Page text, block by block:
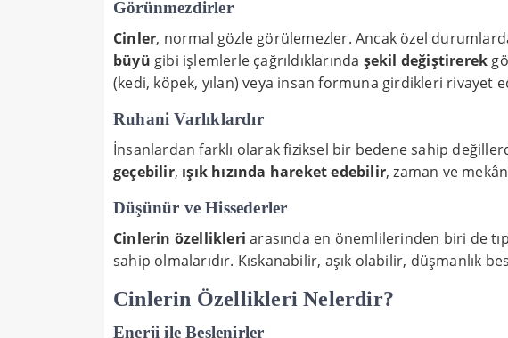
Görünmezdirler
Cinler, normal gözle görülemezler. Ancak özel
büyü gibi işlemlerle çağrıldıklarında şekil değiştirerek
(kedi, köpek, yılan) veya insan formuna girdikleri rivayet
Ruhani Varlıklardır
İnsanlardan farklı olarak fiziksel bir bedene sahip
geçebilir, ışık hızında hareket edebilir, zaman ve
Düşünür ve Hissederler
Cinlerin özellikleri arasında en önemlilerinden biri de
sahip olmalarıdır. Kıskanabilir, aşık olabilir, düşmanlık
Cinlerin Özellikleri Nelerdir?
Enerji ile Beslenirler